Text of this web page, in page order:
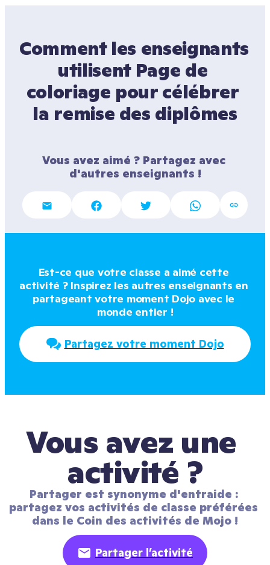
Comment les enseignants
utilisent Page de
coloriage pour célébrer
la remise des diplômes
Vous avez aimé ? Partagez avec
d'autres enseignants !
Est-ce que votre classe a aimé cette
activité ? Inspirez les autres enseignants en
partageant votre moment Dojo avec le
monde entier !
Partagez votre moment Dojo
Vous avez une
activité ?
Partager est synonyme d'entraide :
partagez vos activités de classe préférées
dans le Coin des activités de Mojo !
Partager l’activité